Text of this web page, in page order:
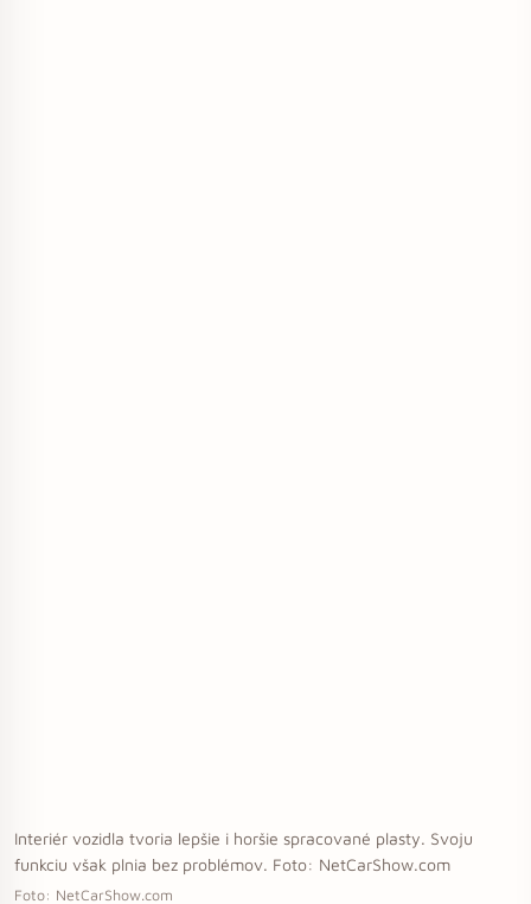
Interiér vozidla tvoria lepšie i horšie spracované plasty. Svoju
funkciu však plnia bez problémov. Foto: NetCarShow.com
Foto: NetCarShow.com